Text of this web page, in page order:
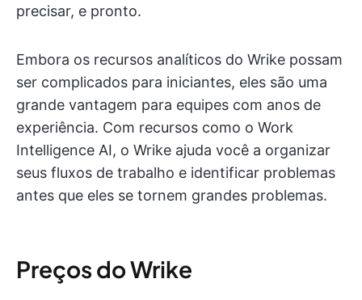
precisar, e pronto.
Embora os recursos analíticos do Wrike possam
ser complicados para iniciantes, eles são uma
grande vantagem para equipes com anos de
experiência. Com recursos como o Work
Intelligence AI, o Wrike ajuda você a organizar
seus fluxos de trabalho e identificar problemas
antes que eles se tornem grandes problemas.
Preços do Wrike